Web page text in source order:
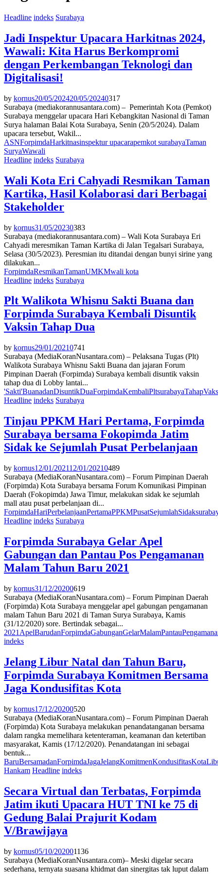
Headline indeks Surabaya
Jadi Inspektur Upacara Harkitnas 2024,
Wawali: Kita Harus Berkompromi
dengan Perkembangan Teknologi dan
Digitalisasi!
by kornus20/05/202420/05/20240317
Surabaya (mediakorannusantara.com) – Pemerintah Kota (Pemkot)
Surabaya menggelar upacara Hari Kebangkitan Nasional di Taman
Surya halaman Balai Kota Surabaya, Senin (20/5/2024). Dalam
upacara tersebut, Wakil...
ASNForpimdaHarkitnasinspektur upacarapemkot surabayaTaman
SuryaWawali
Headline indeks Surabaya
Wali Kota Eri Cahyadi Resmikan Taman
Kartika, Hasil Kolaborasi dari Berbagai
Stakeholder
by kornus31/05/20230383
Surabaya (mediakorannusantara.com) – Wali Kota Surabaya Eri
Cahyadi meresmikan Taman Kartika di Jalan Tegalsari Surabaya,
Selasa (30/5/2023). Peresmian itu ditandai dengan bunyi sirine yang
dilakukan...
ForpimdaResmikanTamanUMKMwali kota
Headline indeks Surabaya
Plt Walikota Whisnu Sakti Buana dan
Forpimda Surabaya Kembali Disuntik
Vaksin Tahap Dua
by kornus29/01/20210741
Surabaya (MediaKoranNusantara.com) – Pelaksana Tugas (Plt)
Walikota Surabaya Whisnu Sakti Buana dan jajaran Forum
Pimpinan Daerah (Forpimda) Surabaya kembali disuntik vaksin
tahap dua di Lobby lantai...
'Sakti'BuanadanDisuntikDuaForpimdaKembaliPltsurabayaTahap
Headline indeks Surabaya
Tinjau PPKM Hari Pertama, Forpimda
Surabaya bersama Fokopimda Jatim
Sidak ke Sejumlah Pusat Perbelanjaan
by kornus12/01/202112/01/20210489
Surabaya (MediaKoranNusantara.com) – Forum Pimpinan Daerah
(Forpimda) Kota Surabaya bersama Forum Komunikasi Pimpinan
Daerah (Fokopimda) Jawa Timur, melakukan sidak ke sejumlah
mall atau pusat perbelanjaan di...
ForpimdaHariPerbelanjaanPertamaPPKMPusatSejumlahSidak
Headline indeks Surabaya
Forpimda Surabaya Gelar Apel
Gabungan dan Pantau Pos Pengamanan
Malam Tahun Baru 2021
by kornus31/12/20200619
Surabaya (MediaKoranNusantara.com) – Forum Pimpinan Daerah
(Forpimda) Kota Surabaya menggelar apel gabungan pengamanan
malam Tahun Baru 2021 di Taman Surya Surabaya, Kamis
(31/12/2020) sore. Bertindak sebagai...
2021 ApelBarudanForpimdaGabunganGelarMalamPantau
indeks
Jelang Libur Natal dan Tahun Baru,
Forpimda Surabaya Komitmen Bersama
Jaga Kondusifitas Kota
by kornus17/12/20200520
Surabaya (MediaKoranNusantara.com) – Forum Pimpinan Daerah
(Forpimda) Kota Surabaya melakukan penandatanganan bersama
dalam rangka memelihara ketenteraman, keamanan dan ketertiban
masyarakat, Kamis (17/12/2020). Penandatangan ini sebagai
bentuk...
BaruBersamadanForpimdaJagaJelangKomitmenKondusifitasKota
Hankam Headline indeks
Secara Virtual dan Terbatas, Forpimda
Jatim ikuti Upacara HUT TNI ke 75 di
Gedung Balai Prajurit Kodam
V/Brawijaya
by kornus05/10/202001136
Surabaya (MediaKoranNusantara.com)– Meski digelar secara
sederhana, ternyata suasana khidmat dan sinergitas tak luput dalam